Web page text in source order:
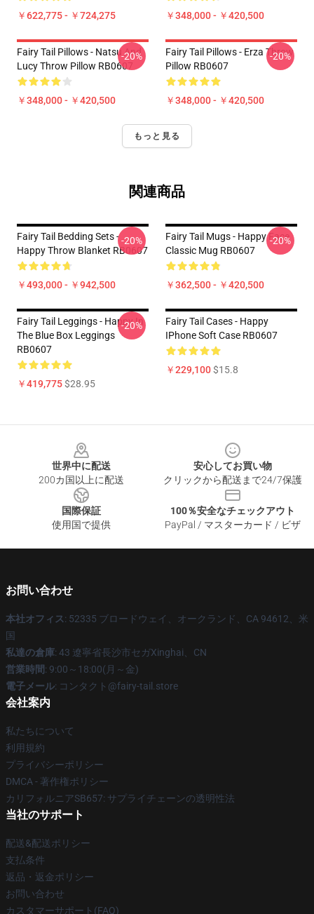
￥622,775 - ￥724,275 ￥348,000 - ￥420,500
Fairy Tail Pillows - Natsu And
Lucy Throw Pillow RB0607
￥348,000 - ￥420,500
-20%
Fairy Tail Pillows - Erza Throw
Pillow RB0607
￥348,000 - ￥420,500
-20%
もっと見る
関連商品
Fairy Tail Bedding Sets -
Happy Throw Blanket RB0607
￥493,000 - ￥942,500
-20%
Fairy Tail Mugs - Happy Face
Classic Mug RB0607
￥362,500 - ￥420,500
-20%
Fairy Tail Leggings - Happy In
The Blue Box Leggings
RB0607
￥419,775$28.95
-20%
Fairy Tail Cases - Happy
IPhone Soft Case RB0607
￥229,100$15.8
世界中に配送
200カ国以上に配送
安心してお買い物
クリックから配送まで24/7保護
国際保証
使用国で提供
100％安全なチェックアウト
PayPal / マスターカード / ビザ
お問い合わせ
本社オフィス: 52335 ブロードウェイ、オークランド、CA 94612、米
国
私達の倉庫: 43 遼寧省長沙市セガXinghai、CN
営業時間: 9:00～18:00(月～金)
電子メール: コンタクト@fairy-tail.store
会社案内
私たちについて
利用規約
プライバシーポリシー
DMCA - 著作権ポリシー
カリフォルニアSB657: サプライチェーンの透明性法
当社のサポート
配送&配送ポリシー
支払条件
返品・返金ポリシー
お問い合わせ
カスタマーサポート(FAQ)